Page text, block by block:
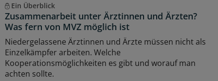
Ein Überblick
Zusammenarbeit unter Ärztinnen und Ärzten?
Was fern von MVZ möglich ist
Niedergelassene Ärztinnen und Ärzte müssen nicht als
Einzelkämpfer arbeiten. Welche
Kooperationsmöglichkeiten es gibt und worauf man
achten sollte.